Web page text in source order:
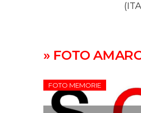
» FOTO
FOTO MEMORIE